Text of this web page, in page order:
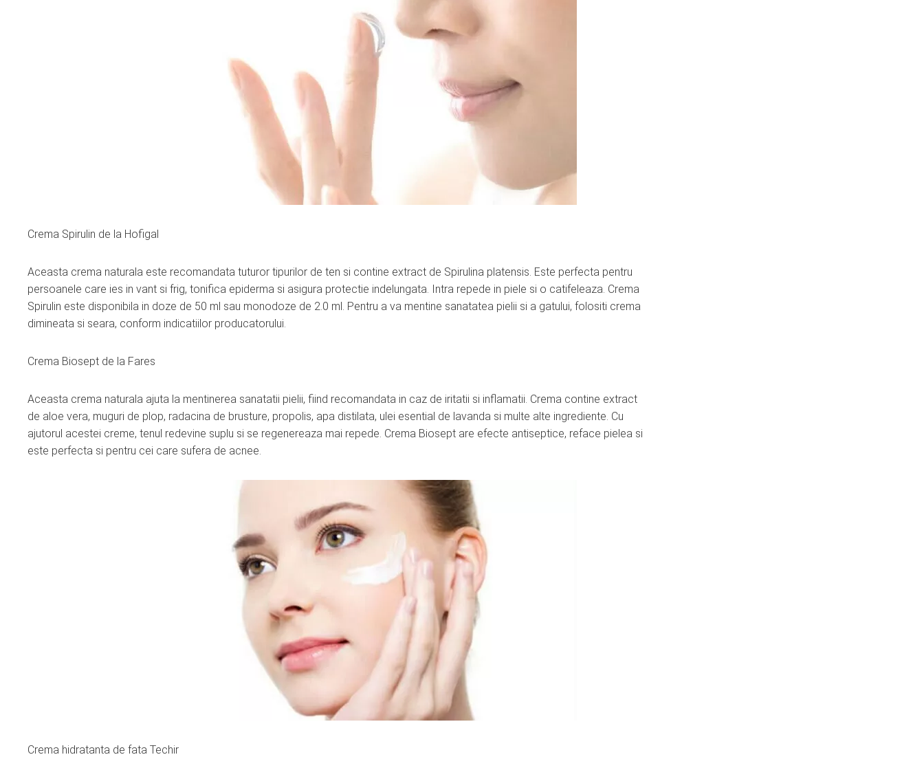
Crema Spirulin de la Hofigal
Aceasta crema naturala este recomandata tuturor tipurilor de ten si contine extract de Spirulina platensis. Este perfecta pentru
persoanele care ies in vant si frig, tonifica epiderma si asigura protectie indelungata. Intra repede in piele si o catifeleaza. Crema
Spirulin este disponibila in doze de 50 ml sau monodoze de 2.0 ml. Pentru a va mentine sanatatea pielii si a gatului, folositi crema
dimineata si seara, conform indicatiilor producatorului.
Crema Biosept de la Fares
Aceasta crema naturala ajuta la mentinerea sanatatii pielii, fiind recomandata in caz de iritatii si inflamatii. Crema contine extract
de aloe vera, muguri de plop, radacina de brusture, propolis, apa distilata, ulei esential de lavanda si multe alte ingrediente. Cu
ajutorul acestei creme, tenul redevine suplu si se regenereaza mai repede. Crema Biosept are efecte antiseptice, reface pielea si
este perfecta si pentru cei care sufera de acnee.
Crema hidratanta de fata Techir